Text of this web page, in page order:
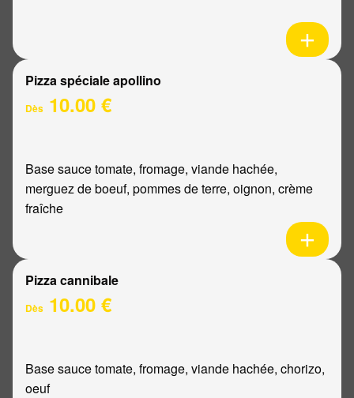
Pizza spéciale apollino
Dès 10.00 €
Base sauce tomate, fromage, viande hachée,
merguez de boeuf, pommes de terre, oignon, crème
fraîche
Pizza cannibale
Dès 10.00 €
Base sauce tomate, fromage, viande hachée, chorizo,
oeuf